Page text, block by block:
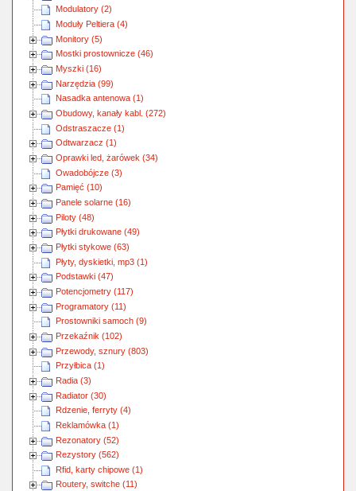
Modulatory (2)
Moduły Peltiera (4)
Monitory (5)
Mostki prostownicze (46)
Myszki (16)
Narzędzia (99)
Nasadka antenowa (1)
Obudowy, kanały kabl. (272)
Odstraszacze (1)
Odtwarzacz (1)
Oprawki led, żarówek (34)
Owadobójcze (3)
Pamięć (10)
Panele solarne (16)
Piloty (48)
Płytki drukowane (49)
Płytki stykowe (63)
Płyty, dyskietki, mp3 (1)
Podstawki (47)
Potencjometry (117)
Programatory (11)
Prostowniki samoch (9)
Przekaźnik (102)
Przewody, sznury (803)
Przyłbica (1)
Radia (3)
Radiator (30)
Rdzenie, ferryty (4)
Reklamówka (1)
Rezonatory (52)
Rezystory (562)
Rfid, karty chipowe (1)
Routery, switche (11)